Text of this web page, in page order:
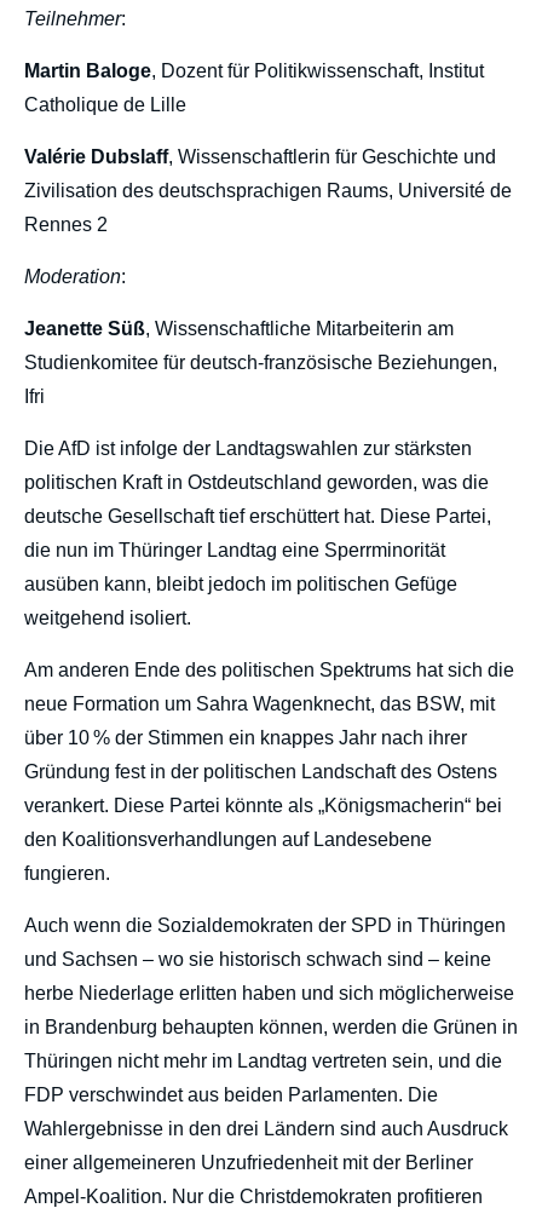
Teilnehmer:
Martin Baloge, Dozent für Politikwissenschaft, Institut
Catholique de Lille
Valérie Dubslaff, Wissenschaftlerin für Geschichte und
Zivilisation des deutschsprachigen Raums, Université de
Rennes 2
Moderation:
Jeanette Süß, Wissenschaftliche Mitarbeiterin am
Studienkomitee für deutsch-französische Beziehungen,
Ifri
Die AfD ist infolge der Landtagswahlen zur stärksten
politischen Kraft in Ostdeutschland geworden, was die
deutsche Gesellschaft tief erschüttert hat. Diese Partei,
die nun im Thüringer Landtag eine Sperrminorität
ausüben kann, bleibt jedoch im politischen Gefüge
weitgehend isoliert.
Am anderen Ende des politischen Spektrums hat sich die
neue Formation um Sahra Wagenknecht, das BSW, mit
über 10 % der Stimmen ein knappes Jahr nach ihrer
Gründung fest in der politischen Landschaft des Ostens
verankert. Diese Partei könnte als „Königsmacherin“ bei
den Koalitionsverhandlungen auf Landesebene
fungieren.
Auch wenn die Sozialdemokraten der SPD in Thüringen
und Sachsen – wo sie historisch schwach sind – keine
herbe Niederlage erlitten haben und sich möglicherweise
in Brandenburg behaupten können, werden die Grünen in
Thüringen nicht mehr im Landtag vertreten sein, und die
FDP verschwindet aus beiden Parlamenten. Die
Wahlergebnisse in den drei Ländern sind auch Ausdruck
einer allgemeineren Unzufriedenheit mit der Berliner
Ampel-Koalition. Nur die Christdemokraten profitieren